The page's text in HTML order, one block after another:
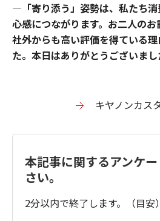
― 「寄り添う」姿勢は、私たち
心感につながります。お二人の
社外からも高い評価を得ている
た。本日はありがとうございまし
キヤノンカス
本記事に関するアンケ
さい。
2分以内で終了します。（目安）